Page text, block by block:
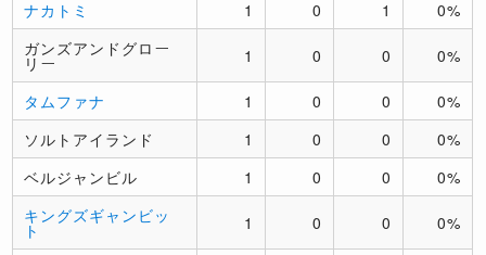
ナカトミ
1 0 1
0%
ガンズアンドグロー
リー 1 0 0 0%
タムファナ 1 0 0
0%
ソルトアイランド
1 0 0
0%
ベルジャンビル
1 0 0
0%
キングズギャンビッ
ト 1 0 0 0%